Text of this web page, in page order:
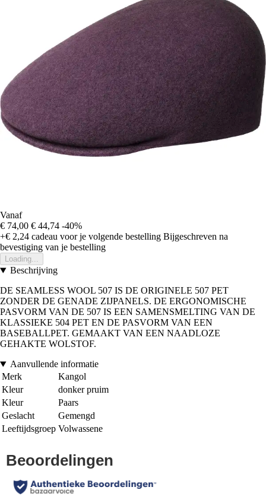
Vanaf
€ 74,00 € 44,74 -40%
+€ 2,24 cadeau voor je volgende bestelling Bijgeschreven na
bevestiging van je bestelling
Loading...
Beschrijving
DE SEAMLESS WOOL 507 IS DE ORIGINELE 507 PET
ZONDER DE GENADE ZIJPANELS. DE ERGONOMISCHE
PASVORM VAN DE 507 IS EEN SAMENSMELTING VAN DE
KLASSIEKE 504 PET EN DE PASVORM VAN EEN
BASEBALLPET. GEMAAKT VAN EEN NAADLOZE
GEHAKTE WOLSTOF.
Aanvullende informatie
Merk
Kangol
Kleur
donker pruim
Kleur
Paars
Geslacht
Gemengd
Leeftijdsgroep Volwassene